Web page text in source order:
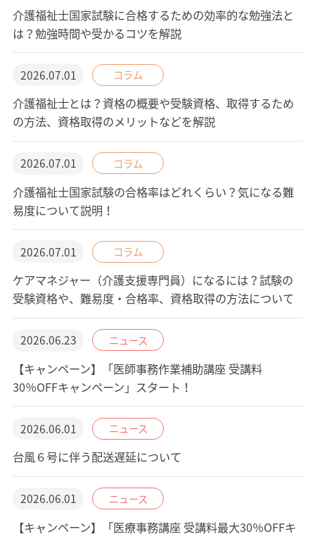
介護福祉士国家試験に合格するための効率的な勉強法と
は？勉強時間や受かるコツを解説
2026.07.01 コラム
介護福祉士とは？資格の概要や受験資格、取得するため
の方法、資格取得のメリットなどを解説
2026.07.01 コラム
介護福祉士国家試験の合格率はどれくらい？気になる難
易度について説明！
2026.07.01 コラム
ケアマネジャー（介護支援専門員）になるには？試験の
受験資格や、難易度・合格率、資格取得の方法について
2026.06.23 ニュース
【キャンペーン】「医師事務作業補助講座 受講料
30％OFFキャンペーン」スタート！
2026.06.01 ニュース
台風６号に伴う配送遅延について
2026.06.01 ニュース
【キャンペーン】「医療事務講座 受講料最大30％OFFキ